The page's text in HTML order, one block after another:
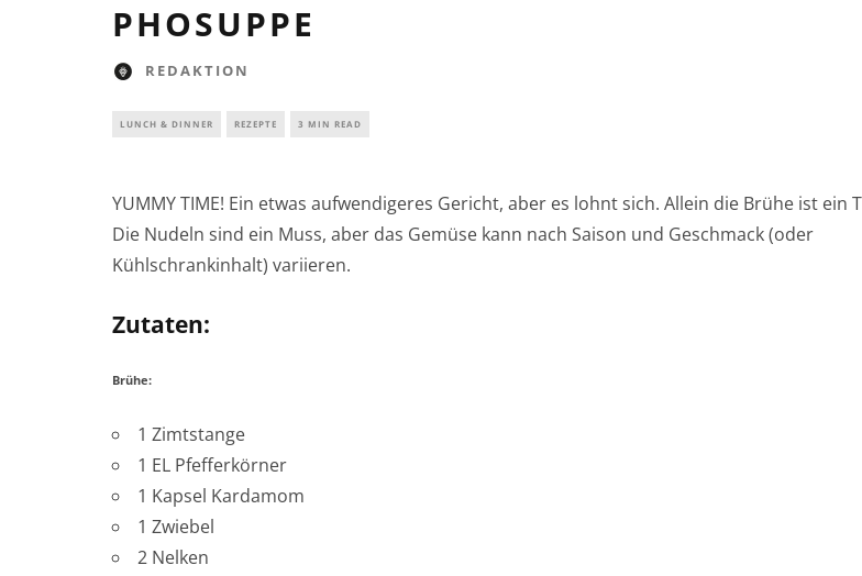
PHOSUPPE
REDAKTION
LUNCH & DINNER REZEPTE 3 MIN READ
YUMMY TIME! Ein etwas aufwendigeres Gericht, aber es lohnt sich. Allein die Brühe ist ein
Die Nudeln sind ein Muss, aber das Gemüse kann nach Saison und Geschmack (oder
Kühlschrankinhalt) variieren.
Zutaten:
Brühe:
1 Zimtstange
1 EL Pfefferkörner
1 Kapsel Kardamom
1 Zwiebel
2 Nelken